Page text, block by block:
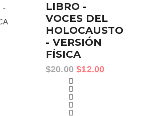
LIBRO -
VOCES DEL
HOLOCAUSTO
- VERSIÓN
FÍSICA
$20.00 $12.00